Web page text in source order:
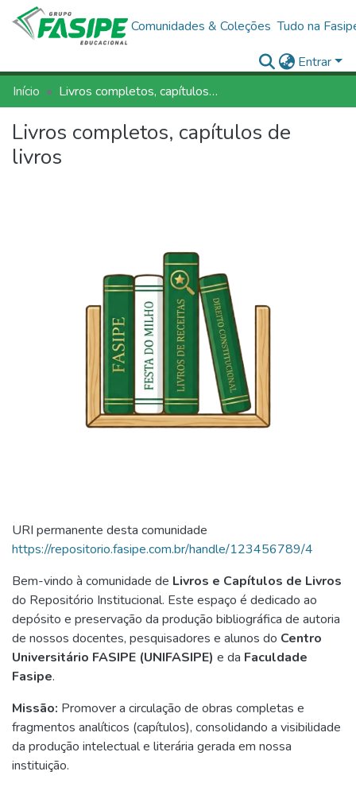
Comunidades & Coleções Tudo na
Entrar
Início
Livros completos, capítulos de livros
Livros completos, capítulos de
livros
URI permanente desta comunidade
https://repositorio.fasipe.com.br/handle/123456789/4
Bem-vindo à comunidade de Livros e Capítulos de Livros
do Repositório Institucional. Este espaço é dedicado ao
depósito e preservação da produção bibliográfica de autoria
de nossos docentes, pesquisadores e alunos do Centro
Universitário FASIPE (UNIFASIPE) e da Faculdade
Fasipe.
Missão: Promover a circulação de obras completas e
fragmentos analíticos (capítulos), consolidando a visibilidade
da produção intelectual e literária gerada em nossa
instituição.